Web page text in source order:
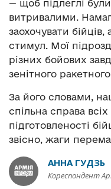
— щоб підлеглі
витривалими.
заохочувати
стимул. Мої
різних бойових
зенітного
За його словами,
спільна справа
підготовленості
звісно, жаги
АННА ГУДЗЬ
Кореспондент